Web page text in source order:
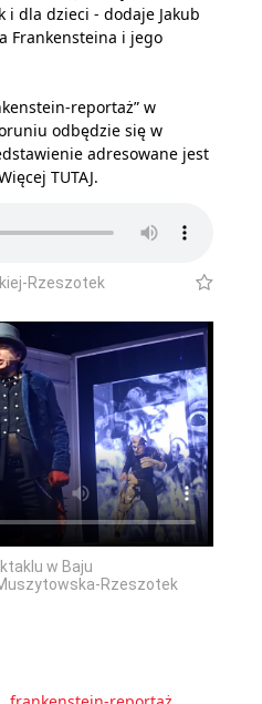
i dla dzieci - dodaje Jakub
Frankensteina i jego
reportaż” w
odbędzie się w
adresowane jest
TUTAJ.
Rzeszotek
w Baju
Rzeszotek